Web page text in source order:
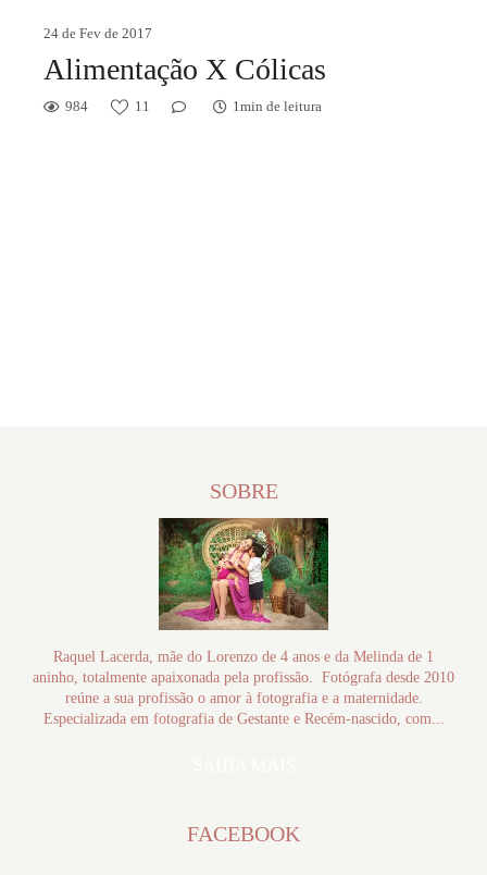
24 de Fev de 2017
Alimentação X Cólicas
984 11 1min de leitura
SOBRE
Raquel Lacerda, mãe do Lorenzo de 4 anos e da Melinda de 1
aninho, totalmente apaixonada pela profissão. Fotógrafa desde 2010
reúne a sua profissão o amor à fotografia e a maternidade.
Especializada em fotografia de Gestante e Recém-nascido, com...
FACEBOOK